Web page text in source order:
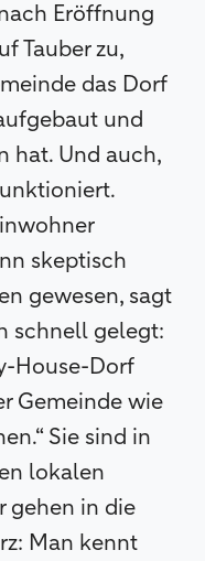
Eröffnung
Tauber zu,
das Dorf
und
hat. Und auch,
skeptisch
gewesen, sagt
schnell gelegt:
House-Dorf
Gemeinde wie
Sie sind in
lokalen
gehen in die
Man kennt